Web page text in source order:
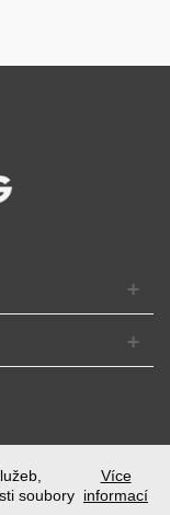
soubory
Více
informací